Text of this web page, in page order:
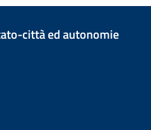
città ed autonomie